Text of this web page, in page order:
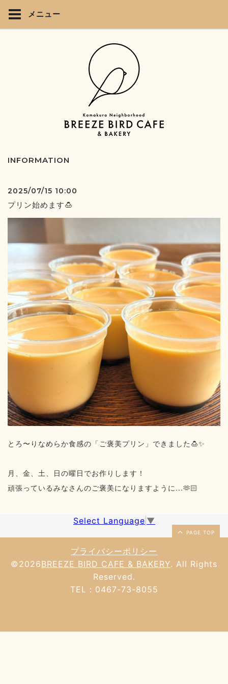
メニュー
INFORMATION
2025/07/15 10:00
プリン始めます🍮
とろ〜りなめらか食感の「ご褒美プリン」できました🍮✨
月、金、土、日の曜日でお作りします！
頑張っているみなさんのご褒美になりますように...🫶🏻
Select Language ▼
PAGE TOP
プライバシーポリシー
©2026BREEZE BIRD CAFE & BAKERY. All Rights
Reserved.
TEL：0467-73-8055